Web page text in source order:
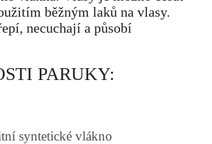
běžným laků na vlasy.
necuchají a působí
PARUKY:
syntetické vlákno